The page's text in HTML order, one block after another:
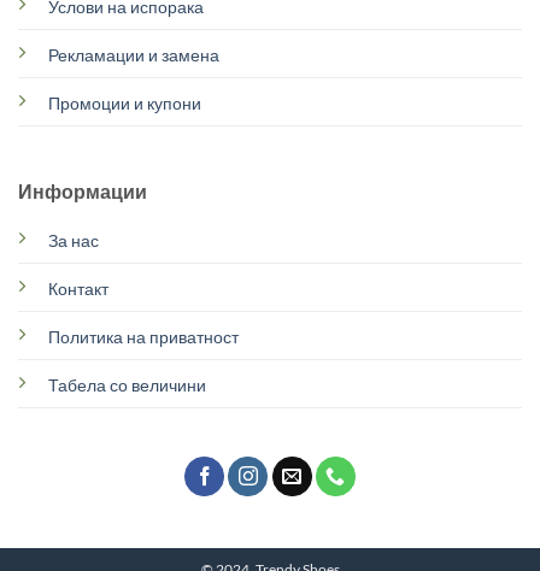
Услови на испорака
Рекламации и замена
Промоции и купони
Информации
За нас
Контакт
Политика на приватност
Табела со величини